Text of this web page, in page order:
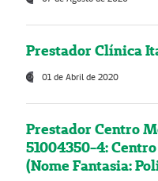
Prestador Clínica
01 de Abril de 2020
Prestador Centro
51004350-4:
(Nome Fantasia: